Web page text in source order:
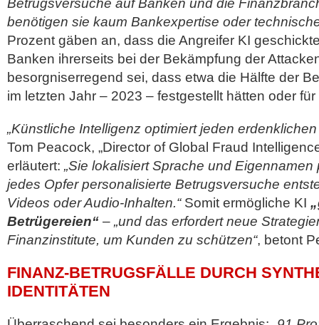
Betrugsversuche auf Banken und die
benötigen sie kaum Bankexpertise oder
Prozent gäben an, dass die Angreifer KI
Banken ihrerseits bei der Bekämpfung der
besorgniserregend sei, dass etwa die Hälfte der
im letzten Jahr – 2023 – festgestellt hätten oder
„Künstliche Intelligenz optimiert jeden erdenklichen
Tom Peacock, „Director of Global Fraud
erläutert: „Sie lokalisiert Sprache und
jedes Opfer personalisierte Betrugsversuche
Videos oder Audio-Inhalten.“Somit ermögliche KI
Betrügereien“ – „und das erfordert neue
Finanzinstitute, um Kunden zu schützen“, betont
FINANZ-BETRUGSFÄLLE DURCH
IDENTITÄTEN